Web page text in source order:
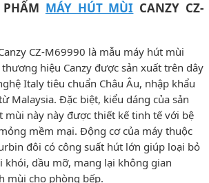
MÁY HÚT MÙI CANZY CZ-
CZ-M69990 là mẫu máy hút mùi
hiệu Canzy được sản xuất trên dây
Italy tiêu chuẩn Châu Âu, nhập khẩu
Malaysia. Đặc biệt, kiểu dáng của sản
mùi này này được thiết kế tinh tế với bệ
mềm mại. Động cơ của máy thuộc
đôi có công suất hút lớn giúp loại bỏ
khói, dầu mỡ, mang lại không gian
mùi cho phòng bếp.